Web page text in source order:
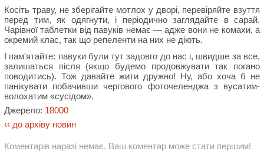
Косіть траву, не зберігайте мотлох у дворі, перевіряйте взуття
перед тим, як одягнути, і періодично заглядайте в сарай.
Чарівної таблетки від павуків немає — адже вони не комахи, а
окремий клас, так що репеленти на них не діють.
І пам'ятайте: павуки були тут задовго до нас і, швидше за все,
залишаться після (якщо будемо продовжувати так погано
поводитись). Тож давайте жити дружно! Ну, або хоча б не
панікувати побачивши чергового фоточеленджа з вусатим-
волохатим «сусідом».
Джерело: 18000
‹‹ до архіву новин
Коментарів наразі немає. Ваш коментар може стати першим!